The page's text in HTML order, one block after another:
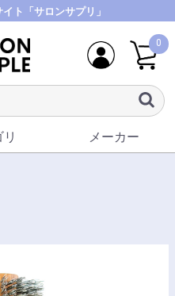
ト「サロンサプリ」
0
メーカー